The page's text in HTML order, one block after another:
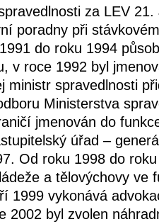
za LEV
poradny při
do roku 1994
v roce 1992 byl
ministr spravedlnosti
Ministerstva
jmenován do
úřad –
Od roku 1998 do
a tělovýchovy ve
1999 vykonává
2002 byl zvolen